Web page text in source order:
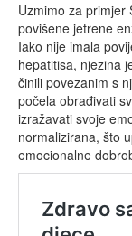
Uzmimo za primjer
povišene jetrene
Iako nije imala
hepatitisa, njezina
činili povezanim s
počela obrađivati
izražavati svoje
normalizirana, što
emocionalne